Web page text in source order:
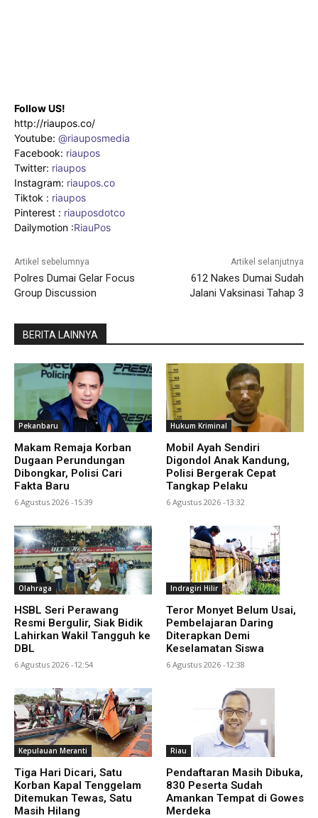
Follow US!
http://riaupos.co/
Youtube: @riauposmedia
Facebook: riaupos
Twitter: riaupos
Instagram: riaupos.co
Tiktok : riaupos
Pinterest : riauposdotco
Dailymotion :RiauPos
Artikel sebelumnya
Polres Dumai Gelar Focus
Group Discussion
Artikel selanjutnya
612 Nakes Dumai Sudah
Jalani Vaksinasi Tahap 3
BERITA LAINNYA
Pekanbaru
Makam Remaja Korban
Dugaan Perundungan
Dibongkar, Polisi Cari
Fakta Baru
6 Agustus 2026 -15:39
Hukum Kriminal
Mobil Ayah Sendiri
Digondol Anak Kandung,
Polisi Bergerak Cepat
Tangkap Pelaku
6 Agustus 2026 -13:32
Olahraga
HSBL Seri Perawang
Resmi Bergulir, Siak Bidik
Lahirkan Wakil Tangguh ke
DBL
6 Agustus 2026 -12:54
Indragiri Hilir
Teror Monyet Belum Usai,
Pembelajaran Daring
Diterapkan Demi
Keselamatan Siswa
6 Agustus 2026 -12:38
Kepulauan Meranti
Tiga Hari Dicari, Satu
Korban Kapal Tenggelam
Ditemukan Tewas, Satu
Masih Hilang
Riau
Pendaftaran Masih Dibuka,
830 Peserta Sudah
Amankan Tempat di Gowes
Merdeka